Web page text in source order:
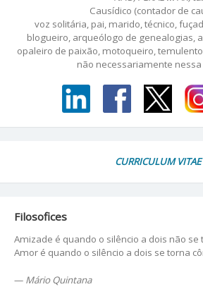
Causídico (contador de
voz solitária, pai, marido, técnico,
blogueiro, arqueólogo de genealogias,
opaleiro de paixão, motoqueiro,
não necessariamente
CURRICULUM VITAE
Filosofices
Amizade é quando o silêncio a dois não se
Amor é quando o silêncio a dois se torna
— Mário Quintana